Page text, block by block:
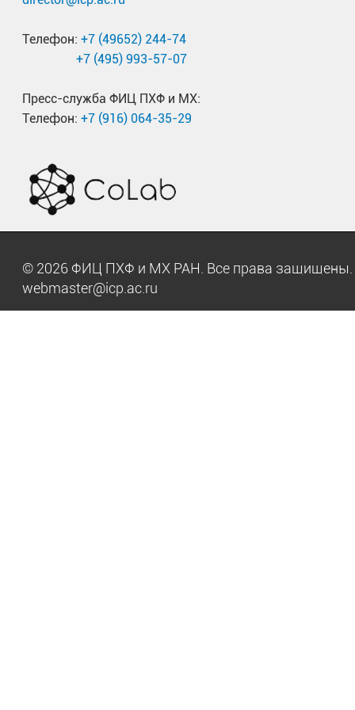
Телефон: +7 (49652) 244-74
+7 (495) 993-57-07
Пресс-служба ФИЦ ПХФ и МХ:
Телефон: +7 (916) 064-35-29
© 2026 ФИЦ ПХФ и МХ РАН. Все права
webmaster@icp.ac.ru